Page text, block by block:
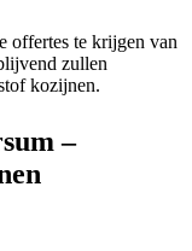
offertes te krijgen van
zullen
kozijnen.
–